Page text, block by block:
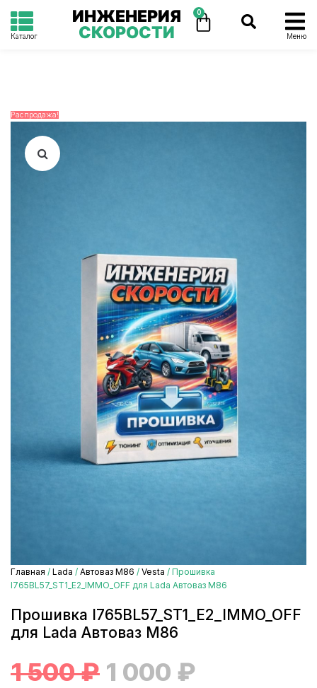
Каталог
ИНЖЕНЕРИЯ
СКОРОСТИ
0
Меню
Распродажа!
Главная / Lada / Автоваз М86 / Vesta / Прошивка
I765BL57_ST1_E2_IMMO_OFF для Lada Автоваз М86
Прошивка I765BL57_ST1_E2_IMMO_OFF
для Lada Автоваз М86
1 500₽ 1 000 ₽